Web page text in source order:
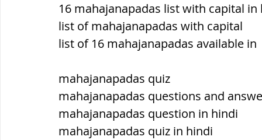
16 mahajanapadas list with capital in
list of mahajanapadas with capital
list of 16 mahajanapadas available in
mahajanapadas quiz
mahajanapadas questions and
mahajanapadas question in hindi
mahajanapadas quiz in hindi